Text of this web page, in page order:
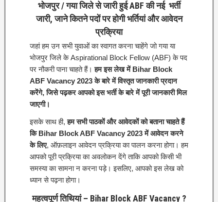
भोजपुर / गया जिले से जारी हुई ABF की नई भर्ती
जारी, जाने कितने पदों पर होगी भर्तियां और आवेदन
प्रक्रिया
जहां हम उन सभी युवाओं का स्वागत करना चाहेंगे जो गया या
भोजपुर जिले के Aspirational Block Fellow (ABF) के पद
पर नौकरी पाना चाहते हैं।हम इस लेख में Bihar Block
ABF Vacancy 2023 के बारे में विस्तृत जानकारी प्रदान
करेंगे, जिसे पढ़कर आपको इस भर्ती के बारे में पूरी जानकारी मिल
जाएगी।
इसके साथ ही,हम सभी पाठकों और आवेदकों को बताना चाहते हैं
कि Bihar Block ABF Vacancy 2023 में आवेदन करने
के लिए, ऑफ़लाइन आवेदन प्रक्रिया का पालन करना होगा। हम
आपको पूरी प्रक्रिया का अवलोकन देंगे ताकि आपको किसी भी
समस्या का सामना न करना पड़े। इसलिए, आपको इस लेख को
ध्यान से पढ़ना होगा।
महत्वपूर्ण तिथियां – Bihar Block ABF Vacancy ?